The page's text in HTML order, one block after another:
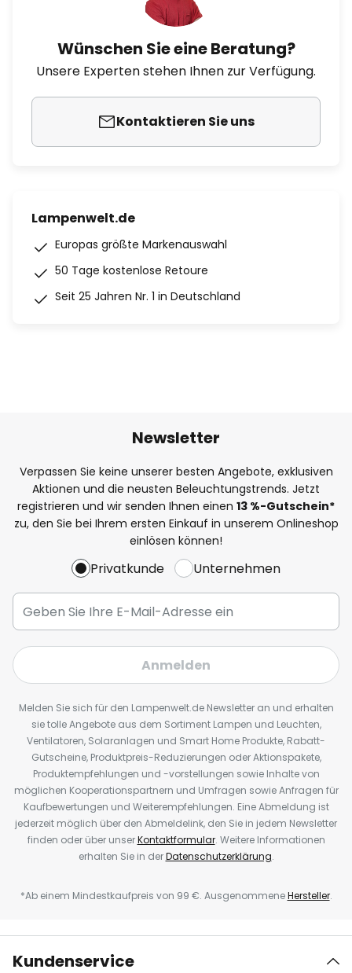
Wünschen Sie eine Beratung?
Unsere Experten stehen Ihnen zur Verfügung.
Kontaktieren Sie uns
Lampenwelt.de
Europas größte Markenauswahl
50 Tage kostenlose Retoure
Seit 25 Jahren Nr. 1 in Deutschland
Newsletter
Verpassen Sie keine unserer besten Angebote, exklusiven
Aktionen und die neusten Beleuchtungstrends. Jetzt
registrieren und wir senden Ihnen einen 13 %-Gutschein*
zu, den Sie bei Ihrem ersten Einkauf in unserem Onlineshop
einlösen können!
Privatkunde Unternehmen
Anmelden
Melden Sie sich für den Lampenwelt.de Newsletter an und erhalten
sie tolle Angebote aus dem Sortiment Lampen und Leuchten,
Ventilatoren, Solaranlagen und Smart Home Produkte, Rabatt-
Gutscheine, Produktpreis-Reduzierungen oder Aktionspakete,
Produktempfehlungen und -vorstellungen sowie Inhalte von
möglichen Kooperationspartnern und Umfragen sowie Anfragen für
Kaufbewertungen und Weiterempfehlungen. Eine Abmeldung ist
jederzeit möglich über den Abmeldelink, den Sie in jedem Newsletter
finden oder über unserKontaktformular. Weitere Informationen
erhalten Sie in derDatenschutzerklärung.
*Ab einem Mindestkaufpreis von 99 €. AusgenommeneHersteller.
Kundenservice